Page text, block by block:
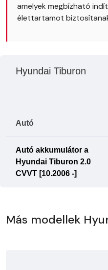
amelyek megbízható
élettartamot
Hyundai Tiburon
Autó
Autó akkumulátor a
Hyundai Tiburon 2.0
CVVT [10.2006 -]
Más modellek